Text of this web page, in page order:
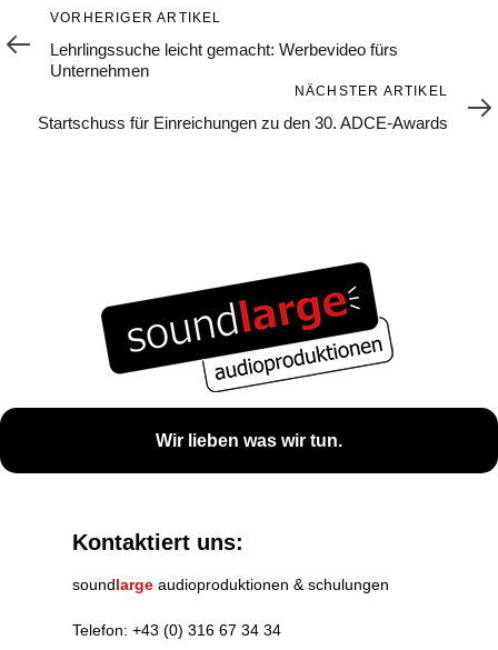
Vorheriger
Artikel
VORHERIGER ARTIKEL
Lehrlingssuche leicht gemacht: Werbevideo fürs
Unternehmen
Artikel
NÄCHSTER ARTIKEL
Startschuss für Einreichungen zu den 30. ADCE-Awards
Wir lieben was wir tun.
Kontaktiert uns:
soundlarge audioproduktionen & schulungen
Telefon: +43 (0) 316 67 34 34